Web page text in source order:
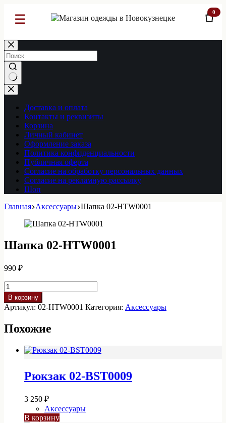
☰ 0
Перейти
к
сути
Ничего
не
найденоДоставка и оплата
Контакты и реквизиты
Корзина
Личный кабинет
Оформление заказа
Политика конфиденциальности
Публичная оферта
Согласие на обработку персональных данных
Согласие на рекламную рассылку
Шоп
Главная Аксессуары Шапка 02-HTW0001
Шапка 02-HTW0001
990 ₽
Количество
товара
Шапка
02-
В корзину
Артикул: 02-HTW0001 Категория: Аксессуары
Похожие
Рюкзак 02-BST0009
3 250 ₽
Аксессуары
В корзину